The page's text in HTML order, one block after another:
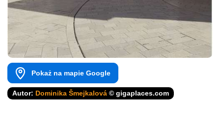
Pokaż na mapie Google
Autor: Dominika Šmejkalová © gigaplaces.com